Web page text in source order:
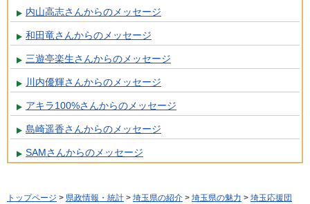
内山高志さんからのメッセージ
和田竜さんからのメッセージ
三遊亭楽生さんからのメッセージ
川内優輝さんからのメッセージ
アキラ100%さんからのメッセージ
島崎遥香さんからのメッセージ
SAMさんからのメッセージ
トップページ > 県政情報・統計 > 埼玉県の紹介 > 埼玉県の魅力 > 埼玉応援団